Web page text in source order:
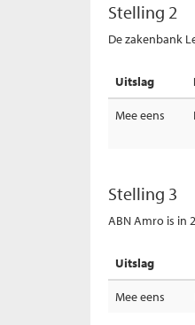
Stelling 2
De zakenbank
Uitslag
Mee eens
Stelling 3
ABN Amro is in
Uitslag
Mee eens